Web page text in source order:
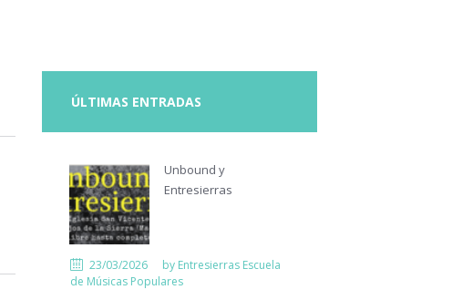
ÚLTIMAS ENTRADAS
Unbound y
Entresierras
23/03/2026 by Entresierras Escuela
de Músicas Populares